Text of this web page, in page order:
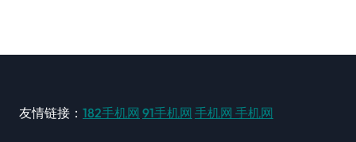
友情链接： 182手机网 91手机网 手机网 手机网